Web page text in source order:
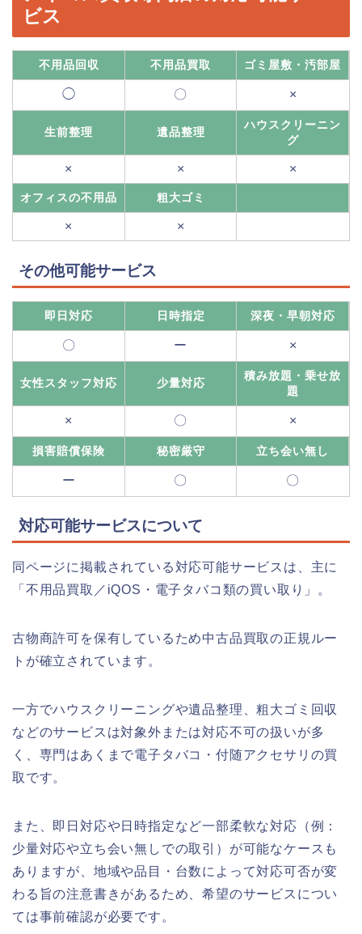
ビス
不用品回収 不用品買取 ゴミ屋敷・汚部屋
◯ 〇 ×
生前整理 遺品整理
ハウスクリーニン
グ
× × ×
オフィスの不用品 粗大ゴミ
× ×
その他可能サービス
即日対応 日時指定 深夜・早朝対応
〇 ー ×
女性スタッフ対応 少量対応
積み放題・乗せ放
題
× 〇 ×
損害賠償保険 秘密厳守 立ち会い無し
ー 〇 〇
対応可能サービスについて
同ページに掲載されている対応可能サービスは、主に
「不用品買取／iQOS・電子タバコ類の買い取り」。
古物商許可を保有しているため中古品買取の正規ルー
トが確立されています。
一方でハウスクリーニングや遺品整理、粗大ゴミ回収
などのサービスは対象外または対応不可の扱いが多
く、専門はあくまで電子タバコ・付随アクセサリの買
取です。
また、即日対応や日時指定など一部柔軟な対応（例：
少量対応や立ち会い無しでの取引）が可能なケースも
ありますが、地域や品目・台数によって対応可否が変
わる旨の注意書きがあるため、希望のサービスについ
ては事前確認が必要です。